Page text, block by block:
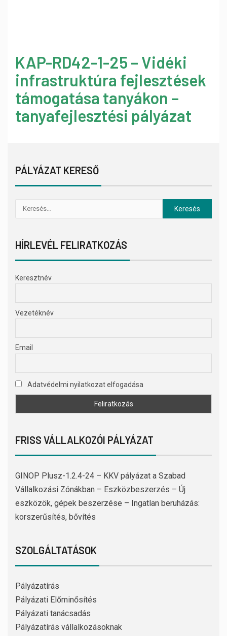
KAP-RD42-1-25 – Vidéki
infrastruktúra fejlesztések
támogatása tanyákon –
tanyafejlesztési pályázat
PÁLYÁZAT KERESŐ
HÍRLEVÉL FELIRATKOZÁS
Keresztnév
Vezetéknév
Email
Adatvédelmi nyilatkozat elfogadása
FRISS VÁLLALKOZÓI PÁLYÁZAT
GINOP Plusz-1.2.4-24 – KKV pályázat a Szabad
Vállalkozási Zónákban – Eszközbeszerzés – Új
eszközök, gépek beszerzése – Ingatlan beruházás:
korszerűsítés, bővítés
SZOLGÁLTATÁSOK
Pályázatírás
Pályázati Előminősítés
Pályázati tanácsadás
Pályázatírás vállalkozásoknak